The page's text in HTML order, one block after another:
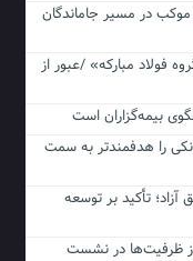
موکب در مسیر جاماندگان
در«گروه فولاد مبارکه» /عبور از
را هدفمندتر به سمت
آزاد؛ تأکید بر توسعه
از ظرفیت‌ها در نشست